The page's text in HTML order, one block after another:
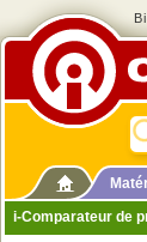
i-Comparateur de